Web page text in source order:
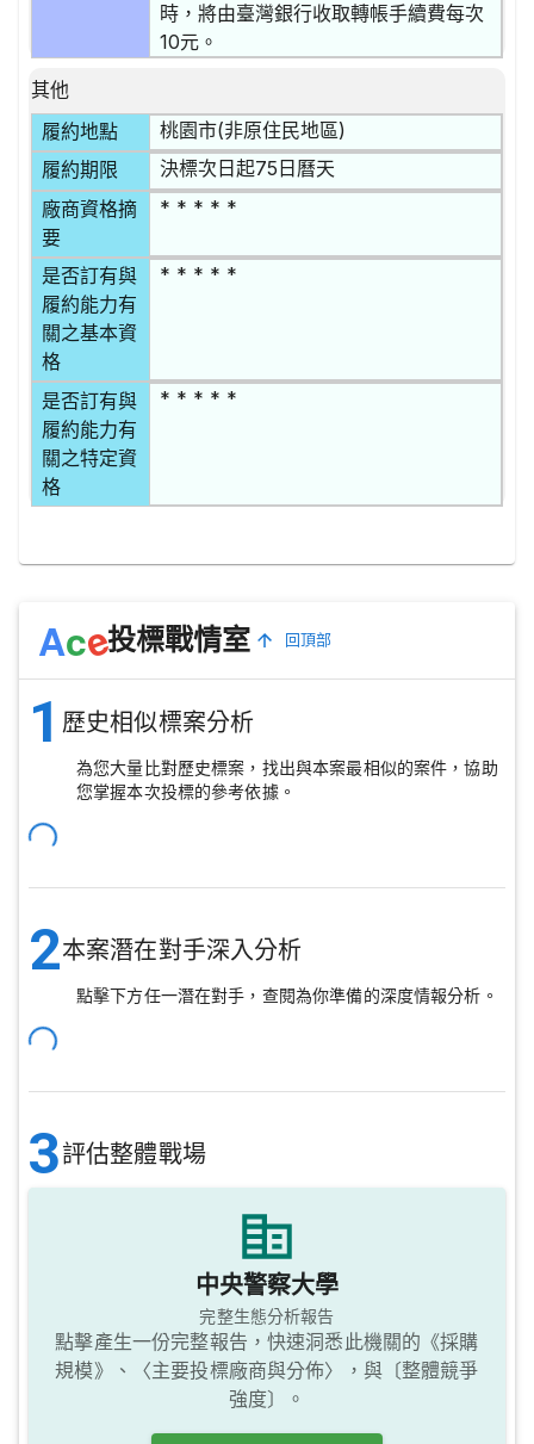
時，將由臺灣銀行收取轉帳手續費每次
10元。
其他
履約地點
桃園市(非原住民地區)
履約期限 決標次日起75日曆天
廠商資格摘
要
* * * * *
是否訂有與
履約能力有
關之基本資
格
* * * * *
是否訂有與
履約能力有
關之特定資
格
* * * * *
Ace投標戰情室 回頂部
1 歷史相似標案分析
為您大量比對歷史標案，找出與本案最相似的案件，協助
您掌握本次投標的參考依據。
2本案潛在對手深入分析
點擊下方任一潛在對手，查閱為你準備的深度情報分析。
3評估整體戰場
中央警察大學
完整生態分析報告
點擊產生一份完整報告，快速洞悉此機關的《採購
規模》、〈主要投標廠商與分佈〉，與〔整體競爭
強度〕。